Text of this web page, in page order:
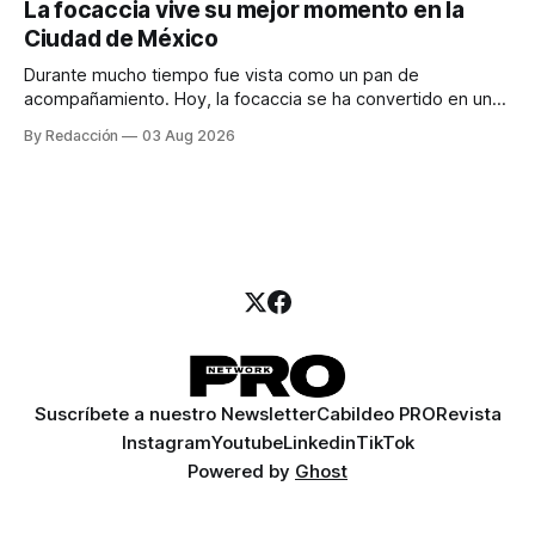
para encontrar prospectos, un vendedor para atender
llamadas y mensajes, y —con suerte— una persona
La focaccia vive su mejor momento en la
Ciudad de México
Durante mucho tiempo fue vista como un pan de
acompañamiento. Hoy, la focaccia se ha convertido en uno
artesanal, ingredientes de calidad y experiencias que
By Redacción 03 Aug 2026
Suscríbete a nuestro NewsletterCabildeo PRORevista
InstagramYoutubeLinkedinTikTok
Powered by Ghost